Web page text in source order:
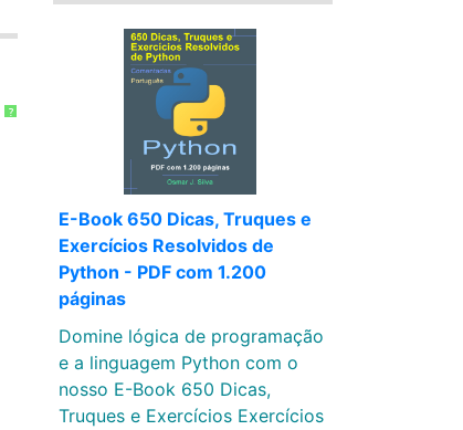
?
E-Book 650 Dicas, Truques e
Exercícios Resolvidos de
Python - PDF com 1.200
páginas
Domine lógica de programação
e a linguagem Python com o
nosso E-Book 650 Dicas,
Truques e Exercícios Exercícios